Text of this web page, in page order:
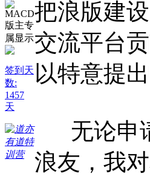
签到天
数:
1457
天
把浪版建
交流平台
以特意提出
无论申请
浪友，我